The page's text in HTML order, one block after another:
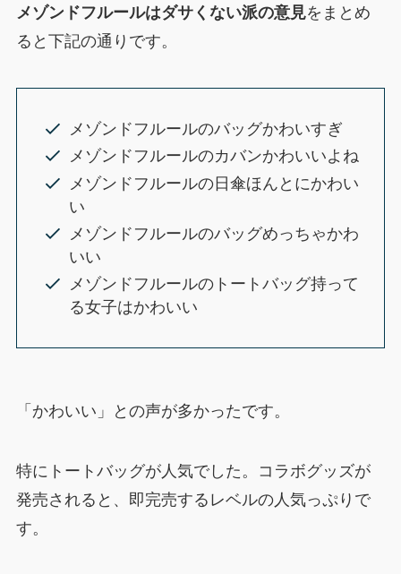
メゾンドフルールはダサくない派の意見をまとめ
ると下記の通りです。
メゾンドフルールのバッグかわいすぎ
メゾンドフルールのカバンかわいいよね
メゾンドフルールの日傘ほんとにかわい
い
メゾンドフルールのバッグめっちゃかわ
いい
メゾンドフルールのトートバッグ持って
る女子はかわいい
「かわいい」との声が多かったです。
特にトートバッグが人気でした。コラボグッズが
発売されると、即完売するレベルの人気っぷりで
す。